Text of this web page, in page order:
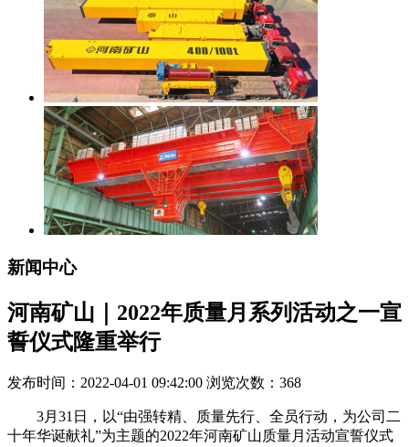
新闻中心
河南矿山｜2022年质量月系列活动之一宣
誓仪式隆重举行
发布时间：2022-04-01 09:42:00 浏览次数： 368
3月31日，以“由强转精、质量先行、全员行动，为公司二
十年华诞献礼”为主题的2022年河南矿山质量月活动宣誓仪式